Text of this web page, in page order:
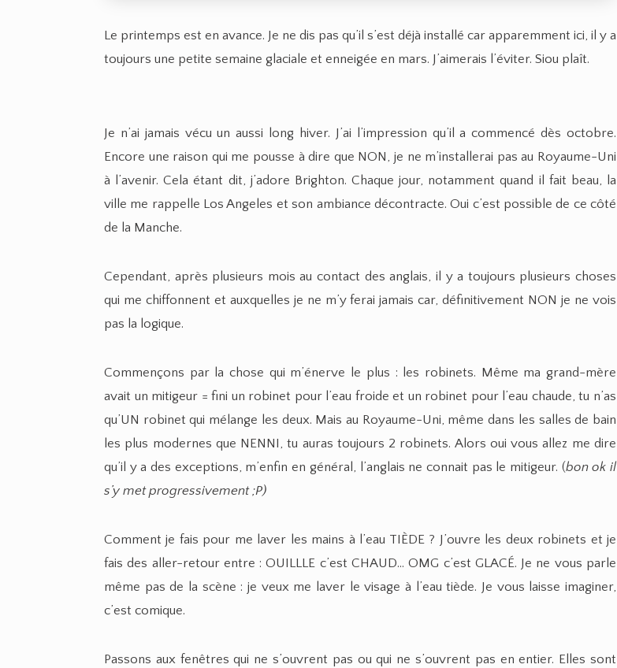
Le printemps est en avance. Je ne dis pas qu’il s’est déjà installé car apparemment ici, il y a
toujours une petite semaine glaciale et enneigée en mars. J’aimerais l’éviter. Siou plaît.
Je n’ai jamais vécu un aussi long hiver. J’ai l’impression qu’il a commencé dès octobre.
Encore une raison qui me pousse à dire que NON, je ne m’installerai pas au Royaume-Uni
à l’avenir. Cela étant dit, j’adore Brighton. Chaque jour, notamment quand il fait beau, la
ville me rappelle Los Angeles et son ambiance décontracte. Oui c’est possible de ce côté
de la Manche.
Cependant, après plusieurs mois au contact des anglais, il y a toujours plusieurs choses
qui me chiffonnent et auxquelles je ne m’y ferai jamais car, définitivement NON je ne vois
pas la logique.
Commençons par la chose qui m’énerve le plus : les robinets. Même ma grand-mère
avait un mitigeur = fini un robinet pour l’eau froide et un robinet pour l’eau chaude, tu n’as
qu’UN robinet qui mélange les deux. Mais au Royaume-Uni, même dans les salles de bain
les plus modernes que NENNI, tu auras toujours 2 robinets. Alors oui vous allez me dire
qu’il y a des exceptions, m’enfin en général, l’anglais ne connait pas le mitigeur. (bon ok il
s’y met progressivement ;P)
Comment je fais pour me laver les mains à l’eau TIÈDE ? J’ouvre les deux robinets et je
fais des aller-retour entre : OUILLLE c’est CHAUD… OMG c’est GLACÉ. Je ne vous parle
même pas de la scène : je veux me laver le visage à l’eau tiède. Je vous laisse imaginer,
c’est comique.
Passons aux fenêtres qui ne s’ouvrent pas ou qui ne s’ouvrent pas en entier. Elles sont